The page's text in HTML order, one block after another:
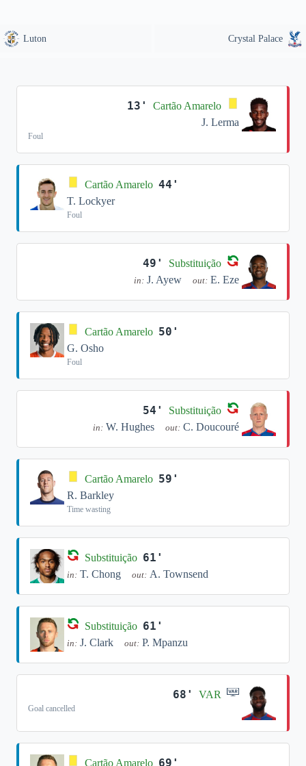
Luton Crystal Palace
13'
Cartão Amarelo
J. Lerma
Foul
Cartão Amarelo 44'
T. Lockyer
Foul
49' Substituição
in: J. Ayew out: E. Eze
Cartão Amarelo 50'
G. Osho
Foul
54' Substituição
in: W. Hughes out: C. Doucouré
Cartão Amarelo 59'
R. Barkley
Time wasting
Substituição 61'
in: T. Chong out: A. Townsend
Substituição 61'
in: J. Clark out: P. Mpanzu
68' VAR
Goal cancelled
Cartão Amarelo 69'